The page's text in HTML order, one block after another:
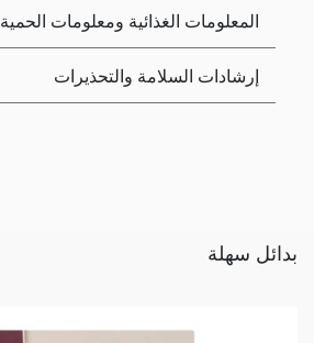
المعلومات الغذائية ومعلومات الحمية
إرشادات السلامة والتحذيرات
بدائل سهلة